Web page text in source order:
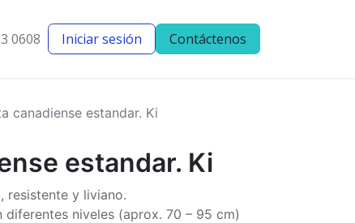
Blog
0608 Iniciar sesión Contáctenos
canadiense estandar. Ki
estandar. Ki
resistente y liviano.
niveles (aprox. 70 – 95 cm)